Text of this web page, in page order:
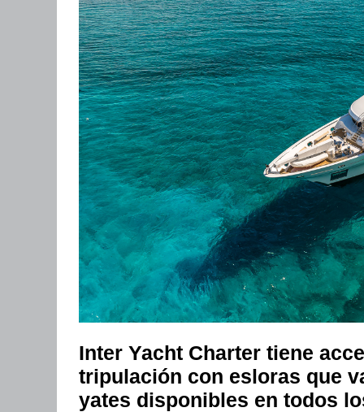
Inter Yacht Charter tiene
tripulación con esloras que
yates disponibles en todos